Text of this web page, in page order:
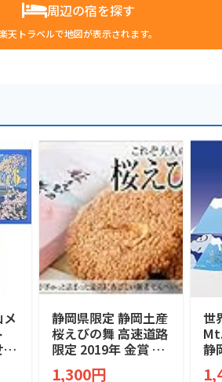
周辺の宿を探す
天トラベルで地図が表示されます。
メ
静岡県限定 静岡土産
桜えびの舞 高速道路
限定 2019年 金賞 M
ONDE SELECTION
1,300円
世
静
定